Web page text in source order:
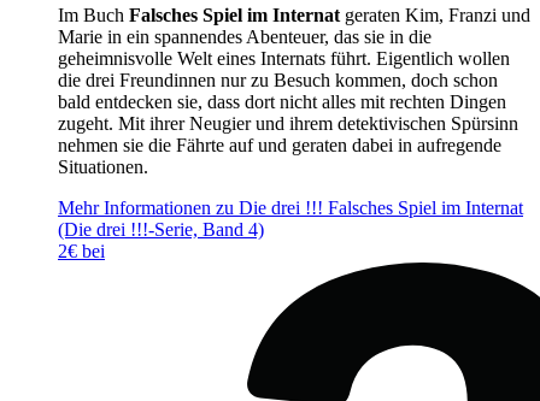
Im Buch Falsches Spiel im Internat geraten Kim, Franzi und
Marie in ein spannendes Abenteuer, das sie in die
geheimnisvolle Welt eines Internats führt. Eigentlich wollen
die drei Freundinnen nur zu Besuch kommen, doch schon
bald entdecken sie, dass dort nicht alles mit rechten Dingen
zugeht. Mit ihrer Neugier und ihrem detektivischen Spürsinn
nehmen sie die Fährte auf und geraten dabei in aufregende
Situationen.
Mehr Informationen zu Die drei !!! Falsches Spiel im Internat
(Die drei !!!-Serie, Band 4)
2€ bei